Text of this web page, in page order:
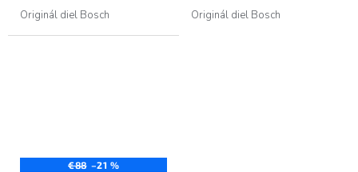
Originál diel Bosch Originál diel Bosch
€88 –21 %